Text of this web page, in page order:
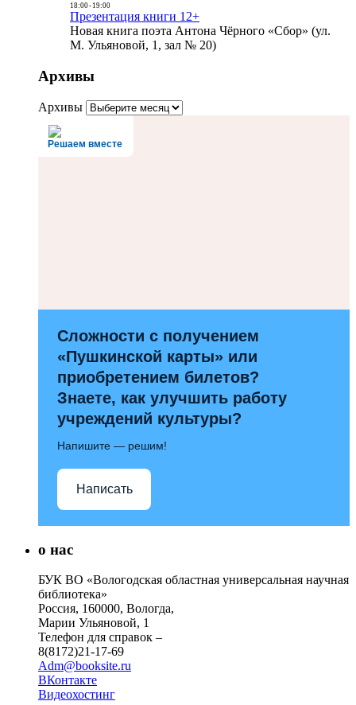
18:00- 19:00
Презентация книги 12+
Новая книга поэта Антона Чёрного «Сбор» (ул.
М. Ульяновой, 1, зал № 20)
Архивы
Архивы
Решаем вместе
Сложности с получением
«Пушкинской карты» или
приобретением билетов?
Знаете, как улучшить работу
учреждений культуры?
Напишите — решим!
Написать
о нас
БУК ВО «Вологодская областная универсальная научная
библиотека»
Россия, 160000, Вологда,
Марии Ульяновой, 1
Телефон для справок –
8(8172)21-17-69
Adm@booksite.ru
ВКонтакте
Видеохостинг